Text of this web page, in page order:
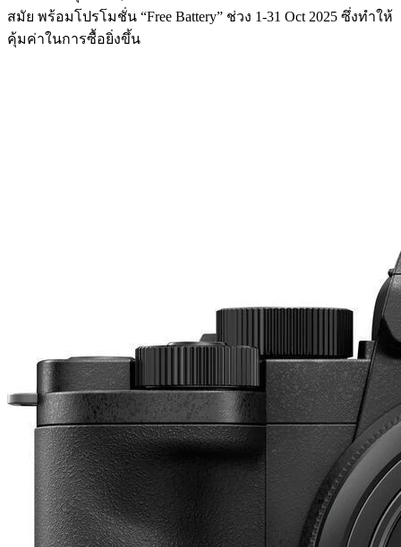
สมัย พร้อมโปรโมชั่น “Free Battery” ช่วง 1-31 Oct 2025 ซึ่งทำให้
คุ้มค่าในการซื้อยิ่งขึ้น